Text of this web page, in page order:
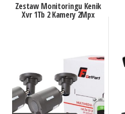
Zestaw Monitoringu Kenik
Xvr 1Tb 2 Kamery 2Mpx